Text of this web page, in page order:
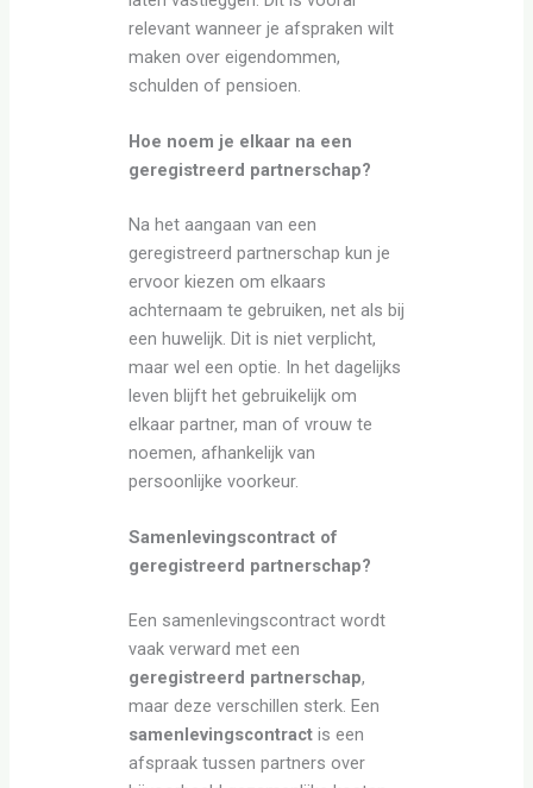
relevant wanneer je afspraken wilt
maken over eigendommen,
schulden of pensioen.
Hoe noem je elkaar na een
geregistreerd partnerschap?
Na het aangaan van een
geregistreerd partnerschap kun je
ervoor kiezen om elkaars
achternaam te gebruiken, net als bij
een huwelijk. Dit is niet verplicht,
maar wel een optie. In het dagelijks
leven blijft het gebruikelijk om
elkaar partner, man of vrouw te
noemen, afhankelijk van
persoonlijke voorkeur.
Samenlevingscontract of
geregistreerd partnerschap?
Een samenlevingscontract wordt
vaak verward met een
geregistreerd partnerschap,
maar deze verschillen sterk. Een
samenlevingscontractis een
afspraak tussen partners over